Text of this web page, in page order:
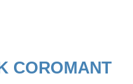
COROMANT